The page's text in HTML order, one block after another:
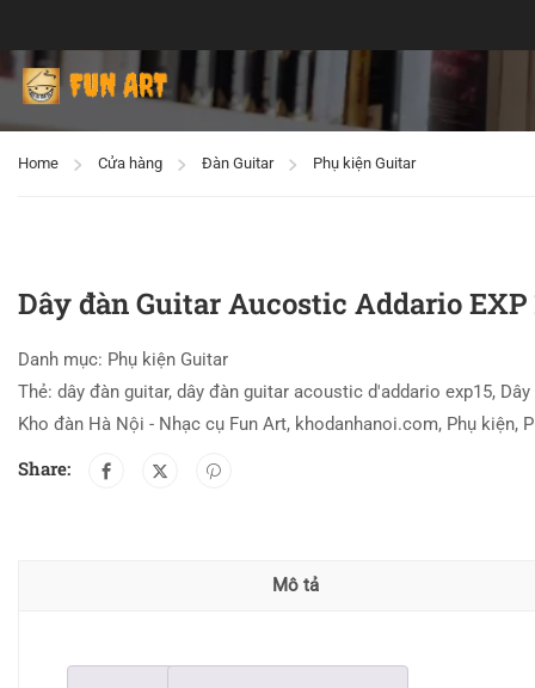
Home Cửa hàng Đàn Guitar Phụ kiện Guitar
Dây đàn Guitar Aucostic Addario EXP
Danh mục: Phụ kiện Guitar
Thẻ: dây đàn guitar, dây đàn guitar acoustic d'addario exp15,
Kho đàn Hà Nội - Nhạc cụ Fun Art, khodanhanoi.com, Phụ kiện,
Share:
Mô tả